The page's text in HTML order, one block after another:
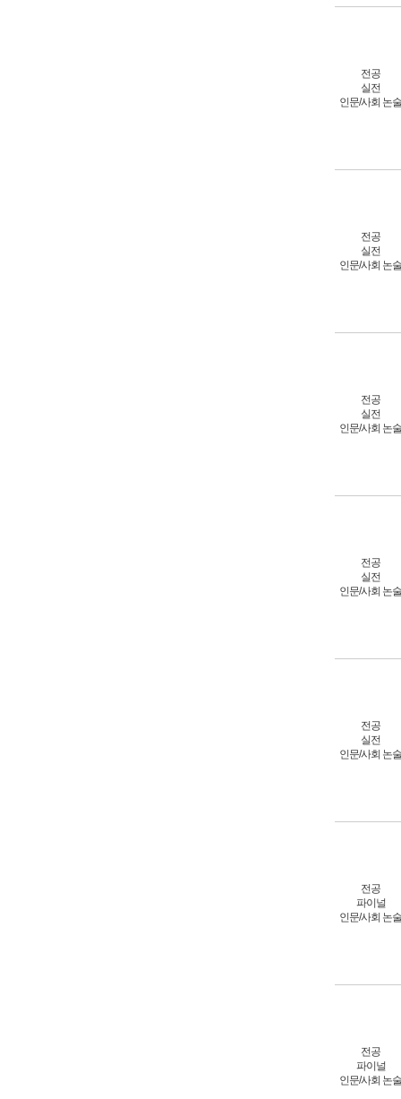
전공
실전
인문/사회 논술
전공
실전
인문/사회 논술
전공
실전
인문/사회 논술
전공
실전
인문/사회 논술
전공
실전
인문/사회 논술
전공
파이널
인문/사회 논술
전공
파이널
인문/사회 논술